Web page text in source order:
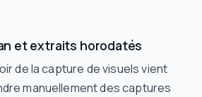
et extraits horodatés
de la capture de visuels vient
manuellement des captures